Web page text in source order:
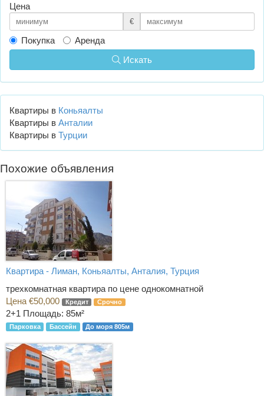
Цена
€
Покупка
Аренда
Искать
Квартиры в Коньяалты
Квартиры в Анталии
Квартиры в Турции
Похожие объявления
Квартира - Лиман, Коньяалты, Анталия, Турция
трехкомнатная квартира по цене однокомнатной
Цена €50,000
Кредит Срочно
2+1 Площадь: 85м²
Парковка Бассейн До моря 805м